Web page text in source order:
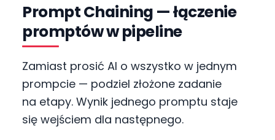
Prompt Chaining — łączenie
promptów w pipeline
Zamiast prosić AI o wszystko w jednym
prompcie — podziel złożone zadanie
na etapy. Wynik jednego promptu staje
się wejściem dla następnego.